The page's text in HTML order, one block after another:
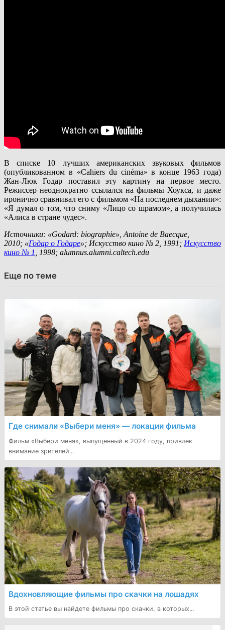
В списке 10 лучших американских звуковых фильмов
(опубликованном в «Cahiers du cinéma» в конце 1963 года)
Жан-Люк Годар поставил эту картину на первое место.
Режиссер неоднократно ссылался на фильмы Хоукса, и даже
иронично сравнивал его с фильмом «На последнем дыхании»:
«Я думал о том, что сниму «Лицо со шрамом», а получилась
«Алиса в стране чудес».
Источники: «Godard: biographie», Antoine de Baecque,
2010; «Годар о Годаре»; Искусство кино № 2, 1991; Искусство
кино № 1
, 1998; alumnus.alumni.caltech.edu
Еще по теме
Где снимали «Выбери меня» — локации фильма
Фильм «Выбери меня», выпущенный в 2024 году, привлек
внимание зрителей...
Вдохновляющие фильмы про скачки на лошадях
В этой статье вы найдете фильмы про скачки, в которых...